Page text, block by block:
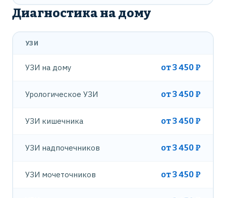
Диагностика на дому
УЗИ
УЗИ на дому от 3 450 ₽
Урологическое УЗИ от 3 450 ₽
УЗИ кишечника от 3 450 ₽
УЗИ надпочечников от 3 450 ₽
УЗИ мочеточников от 3 450 ₽